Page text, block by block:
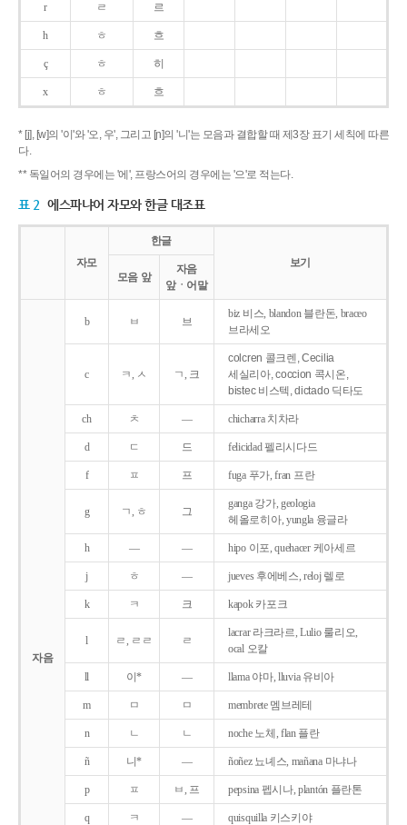
r ㄹ 르
h ㅎ 흐
ç ㅎ 히
x ㅎ 흐
* [j], [w]의 '이'와 '오, 우', 그리고 [ɲ]의 '니'는 모음과 결합할 때 제3장 표기 세칙에 따른
다.
** 독일어의 경우에는 '에', 프랑스어의 경우에는 '으'로 적는다.
표 2 에스파냐어 자모와 한글 대조표
자모
한글
보기
모음 앞
자음
앞ㆍ어말
자음
b ㅂ 브
biz 비스, blandon 블란돈, braceo
브라세오
c ㅋ, ㅅ ㄱ, 크
colcren 콜크렌, Cecilia
세실리아, coccion 콕시온,
bistec 비스텍, dictado 딕타도
ch ㅊ ― chicharra 치차라
d ㄷ 드 felicidad 펠리시다드
f ㅍ 프 fuga 푸가, fran 프란
g ㄱ, ㅎ 그
ganga 강가, geologia
헤올로히아, yungla 융글라
h ― ― hipo 이포, quehacer 케아세르
j ㅎ ― jueves 후에베스, reloj 렐로
k ㅋ 크 kapok 카포크
l ㄹ, ㄹㄹ ㄹ
lacrar 라크라르, Lulio 룰리오,
ocal 오칼
ll 이* ― llama 야마, lluvia 유비아
m ㅁ ㅁ membrete 멤브레테
n ㄴ ㄴ noche 노체, flan 플란
ñ 니* ― ñoñez 뇨녜스, mañana 마냐나
p ㅍ ㅂ, 프 pepsina 펩시나, plantón 플란톤
q ㅋ ― quisquilla 키스키야